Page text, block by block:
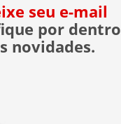
seu e-mail
por dentro
novidades.